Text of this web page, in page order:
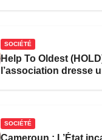
SOCIÉTÉ
Help To Oldest
l’association dresse
SOCIÉTÉ